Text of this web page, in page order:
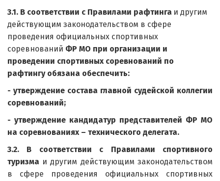
3.1. В соответствии с Правилами рафтинга и другим
действующим законодательством в сфере
проведения официальных спортивных
соревнований ФР МО при организации и
проведении спортивных соревнований по
рафтингу обязана обеспечить:
- утверждение состава главной судейской коллегии
соревнований;
- утверждение кандидатур представителей ФР МО
на соревнованиях – технического делегата.
3.2. В соответствии с Правилами спортивного
туризма и другим действующим законодательством
в сфере проведения официальных спортивных